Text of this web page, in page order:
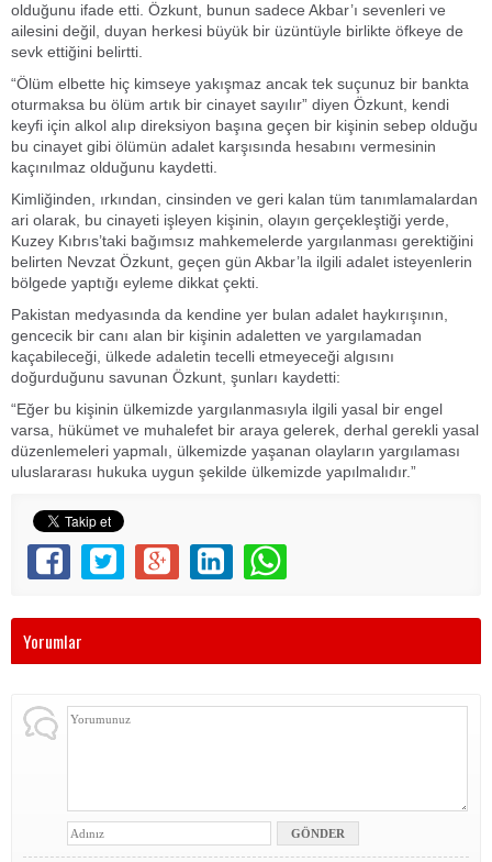
olduğunu ifade etti. Özkunt, bunun sadece Akbar’ı sevenleri ve
ailesini değil, duyan herkesi büyük bir üzüntüyle birlikte öfkeye de
sevk ettiğini belirtti.
“Ölüm elbette hiç kimseye yakışmaz ancak tek suçunuz bir bankta
oturmaksa bu ölüm artık bir cinayet sayılır” diyen Özkunt, kendi
keyfi için alkol alıp direksiyon başına geçen bir kişinin sebep olduğu
bu cinayet gibi ölümün adalet karşısında hesabını vermesinin
kaçınılmaz olduğunu kaydetti.
Kimliğinden, ırkından, cinsinden ve geri kalan tüm tanımlamalardan
ari olarak, bu cinayeti işleyen kişinin, olayın gerçekleştiği yerde,
Kuzey Kıbrıs’taki bağımsız mahkemelerde yargılanması gerektiğini
belirten Nevzat Özkunt, geçen gün Akbar’la ilgili adalet isteyenlerin
bölgede yaptığı eyleme dikkat çekti.
Pakistan medyasında da kendine yer bulan adalet haykırışının,
gencecik bir canı alan bir kişinin adaletten ve yargılamadan
kaçabileceği, ülkede adaletin tecelli etmeyeceği algısını
doğurduğunu savunan Özkunt, şunları kaydetti:
“Eğer bu kişinin ülkemizde yargılanmasıyla ilgili yasal bir engel
varsa, hükümet ve muhalefet bir araya gelerek, derhal gerekli yasal
düzenlemeleri yapmalı, ülkemizde yaşanan olayların yargılaması
uluslararası hukuka uygun şekilde ülkemizde yapılmalıdır.”
Yorumlar